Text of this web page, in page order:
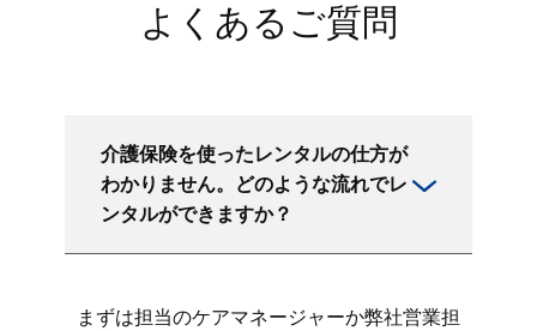
よくあるご質問
介護保険を使ったレンタルの仕方が
わかりません。どのような流れでレ
ンタルができますか？
まずは担当のケアマネージャーか弊社営業担